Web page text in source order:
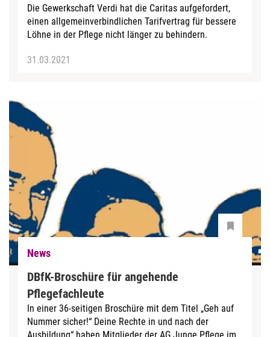
Die Gewerkschaft Verdi hat die Caritas aufgefordert,
einen allgemeinverbindlichen Tarifvertrag für bessere
Löhne in der Pflege nicht länger zu behindern.
31.03.2021
News
DBfK-Broschüre für angehende
Pflegefachleute
In einer 36-seitigen Broschüre mit dem Titel „Geh auf
Nummer sicher!“ Deine Rechte in und nach der